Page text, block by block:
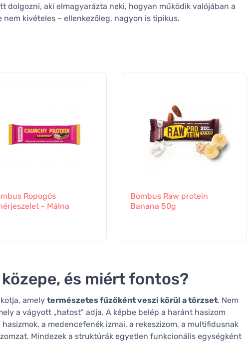
dolgozni, aki elmagyarázta neki, hogyan működik valójában a
kivételes – ellenkezőleg, nagyon is tipikus.
Ropogós
- Málna
Bombus Raw protein
Banana 50g
és miért fontos?
amely természetes fűzőként veszi körül a törzset. Nem
a vágyott „hatost" adja. A képbe belép a haránt hasizom
a medencefenék izmai, a rekeszizom, a multifidusnak
Mindezek a struktúrák egyetlen funkcionális egységként